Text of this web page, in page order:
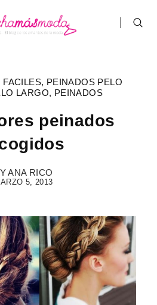
FACILES, PEINADOS PELO
LARGO, PEINADOS
peinados
ANA RICO
5, 2013